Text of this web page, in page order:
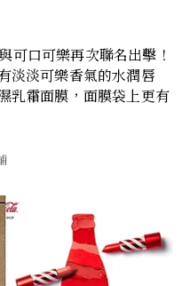
口可樂再次聯名出擊！
淡淡可樂香氣的水潤唇
乳霜面膜，面膜袋上更有